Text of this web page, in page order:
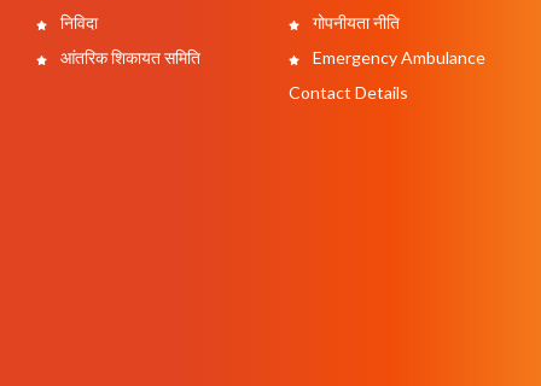
निविदा
आंतरिक शिकायत समिति
गोपनीयता नीति
Emergency Ambulance
Contact Details